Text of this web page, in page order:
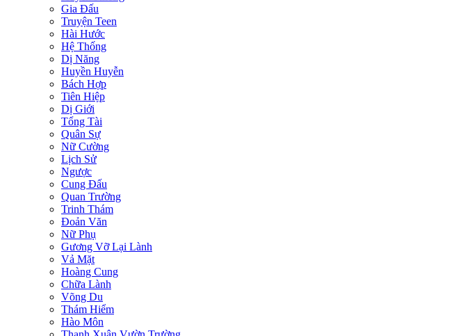
Gia Đấu
Truyện Teen
Hài Hước
Hệ Thống
Dị Năng
Huyền Huyễn
Bách Hợp
Tiên Hiệp
Dị Giới
Tổng Tài
Quân Sự
Nữ Cường
Lịch Sử
Ngược
Cung Đấu
Quan Trường
Trinh Thám
Đoản Văn
Nữ Phụ
Gương Vỡ Lại Lành
Vả Mặt
Hoàng Cung
Chữa Lành
Võng Du
Thám Hiểm
Hào Môn